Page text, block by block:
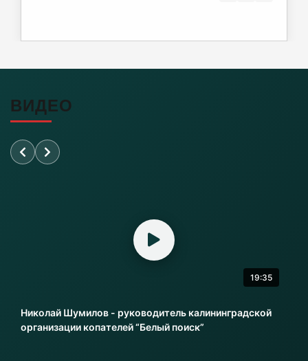
Почти 38 км дорог отремонтировано в
Переезд на Камской в Калининграде закроют
для проезда
06-08-2026
Литовский шпион осужден в Калининграде
06-08-2026
ВИДЕО
19:35
Николай Шумилов - руководитель калининградской
организации копателей “Белый поиск”